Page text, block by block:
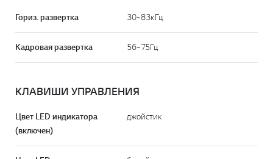
Гориз. развертка 30~83кГц
Кадровая развертка 56~75Гц
КЛАВИШИ УПРАВЛЕНИЯ
Цвет LED индикатора
(включен)
джойстик